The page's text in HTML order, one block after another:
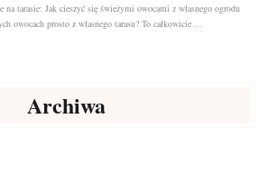
na tarasie: Jak cieszyć się świeżymi owocami z własnego ogrodu
owocach prosto z własnego tarasu? To całkowicie …
Archiwa